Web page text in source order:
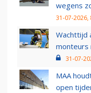
wegens
31-07-2026,
Wachttijd
monteurs
31-07-
MAA
open